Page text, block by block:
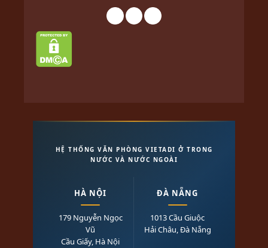
HỆ THỐNG VĂN PHÒNG VIETADI Ở TRONG
NƯỚC VÀ NƯỚC NGOÀI
HÀ NỘI
179 Nguyễn Ngọc
Vũ
Cầu Giấy, Hà Nội
ĐÀ NẴNG
1013 Cầu Giuộc
Hải Châu, Đà Nẵng